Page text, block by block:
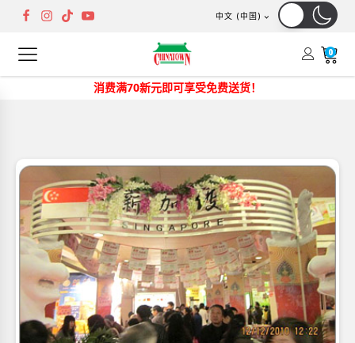
中文 (中国)
0
消费满70新元即可享受免费送货！